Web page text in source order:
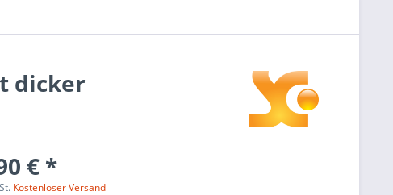
dicker
€ *
Kostenloser Versand